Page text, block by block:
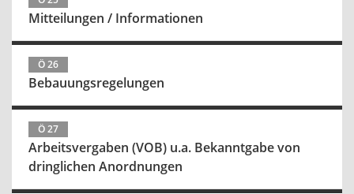
Mitteilungen / Informationen
Ö 26
Bebauungsregelungen
Ö 27
Arbeitsvergaben (VOB) u.a. Bekanntgabe von
dringlichen Anordnungen